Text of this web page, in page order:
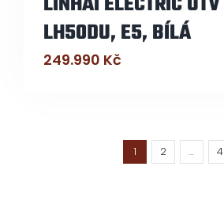
LH50DU, E5, BÍLÁ
249.990 Kč
1 2 … 4